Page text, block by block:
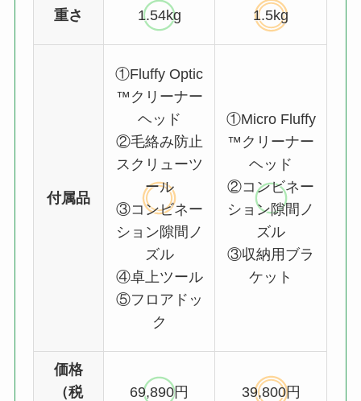
重さ 1.54kg 1.5kg
付属品
①Fluffy Optic
™クリーナー
ヘッド
②毛絡み防止
スクリューツ
ール
③コンビネー
ション隙間ノ
ズル
④卓上ツール
⑤フロアドッ
ク
①Micro Fluffy
™クリーナー
ヘッド
②コンビネー
ション隙間ノ
ズル
③収納用ブラ
ケット
価格
（税
69,890円 39,800円